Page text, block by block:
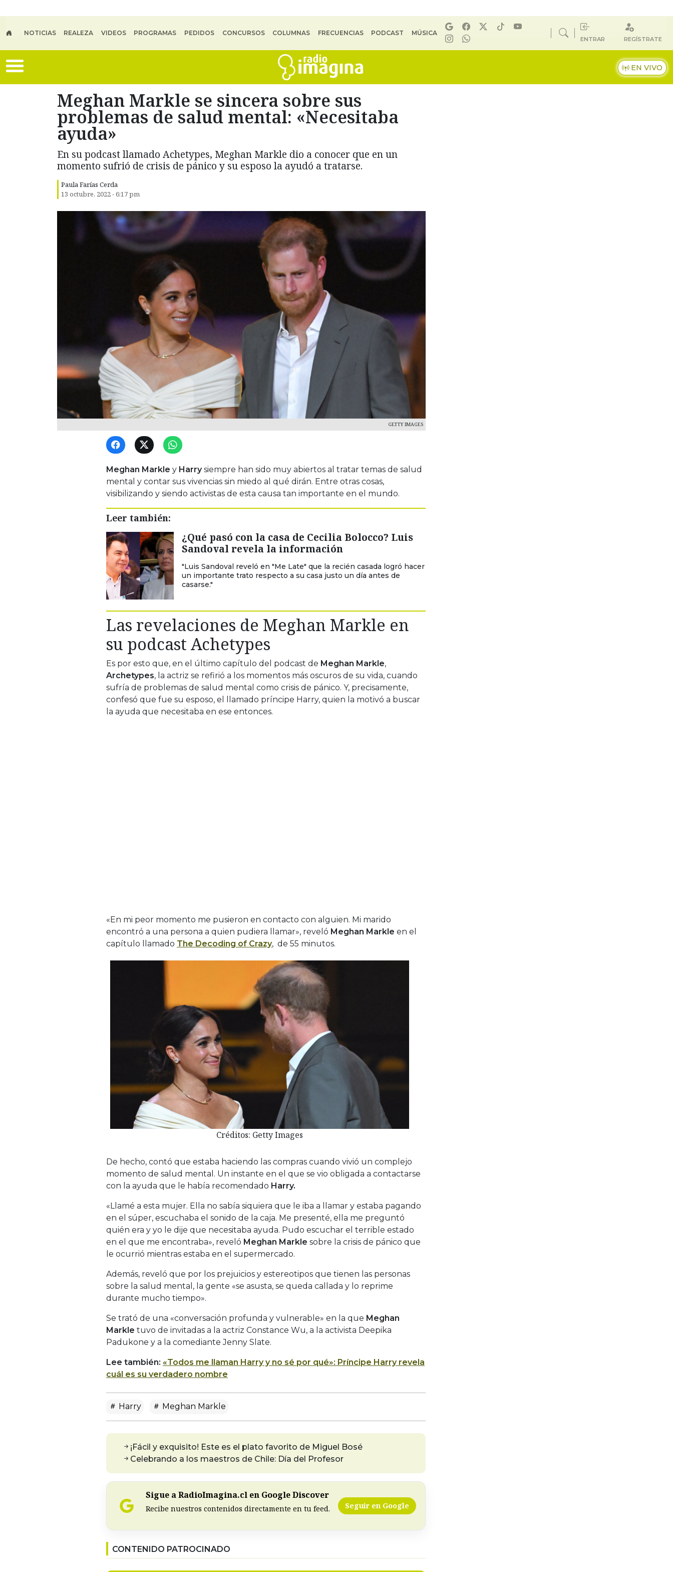
NOTICIAS REALEZA VIDEOS PROGRAMAS PEDIDOS CONCURSOS COLUMNAS FRECUENCIAS PODCAST MÚSICA
ENTRAR REGÍSTRATE
EN VIVO
Meghan Markle se sincera sobre sus
problemas de salud mental: «Necesitaba
ayuda»
En su podcast llamado Achetypes, Meghan Markle dio a conocer que en un
momento sufrió de crisis de pánico y su esposo la ayudó a tratarse.
Paula Farías Cerda
13 octubre, 2022 - 6:17 pm
GETTY IMAGES
Meghan Markle y Harrysiempre han sido muy abiertos al tratar temas de salud
mental y contar sus vivencias sin miedo al qué dirán. Entre otras cosas,
visibilizando y siendo activistas de esta causa tan importante en el mundo.
Leer también:
¿Qué pasó con la casa de Cecilia Bolocco? Luis
Sandoval revela la información
"Luis Sandoval reveló en "Me Late" que la recién casada logró hacer
un importante trato respecto a su casa justo un día antes de
casarse."
Las revelaciones de Meghan Markle en
su podcast Achetypes
Es por esto que, en el último capítulo del podcast de Meghan Markle,
Archetypes, la actriz se refirió a los momentos más oscuros de su vida, cuando
sufría de problemas de salud mental como crisis de pánico. Y, precisamente,
confesó que fue su esposo, el llamado príncipe Harry, quien la motivó a buscar
la ayuda que necesitaba en ese entonces.
«En mi peor momento me pusieron en contacto con alguien. Mi marido
encontró a una persona a quien pudiera llamar», reveló Meghan Markle en el
capítulo llamado The Decoding of Crazy, de 55 minutos.
Créditos: Getty Images
De hecho, contó que estaba haciendo las compras cuando vivió un complejo
momento de salud mental. Un instante en el que se vio obligada a contactarse
con la ayuda que le había recomendado Harry.
«Llamé a esta mujer. Ella no sabía siquiera que le iba a llamar y estaba pagando
en el súper, escuchaba el sonido de la caja. Me presenté, ella me preguntó
quién era y yo le dije que necesitaba ayuda. Pudo escuchar el terrible estado
en el que me encontraba», reveló Meghan Markle sobre la crisis de pánico que
le ocurrió mientras estaba en el supermercado.
Además, reveló que por los prejuicios y estereotipos que tienen las personas
sobre la salud mental, la gente «se asusta, se queda callada y lo reprime
durante mucho tiempo».
Se trató de una «conversación profunda y vulnerable» en la que Meghan
Markle tuvo de invitadas a la actriz Constance Wu, a la activista Deepika
Padukone y a la comediante Jenny Slate.
Lee también: «Todos me llaman Harry y no sé por qué»: Príncipe Harry revela
cuál es su verdadero nombre
Harry Meghan Markle
¡Fácil y exquisito! Este es el plato favorito de Miguel Bosé
Celebrando a los maestros de Chile: Día del Profesor
Sigue a RadioImagina.cl en Google Discover
Recibe nuestros contenidos directamente en tu feed. Seguir en Google
CONTENIDO PATROCINADO